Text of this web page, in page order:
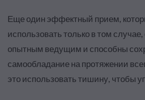
Еще один эффектный прием,
использовать только в том
опытным ведущим и способны
самообладание на протяжении
это использовать тишину, чтобы